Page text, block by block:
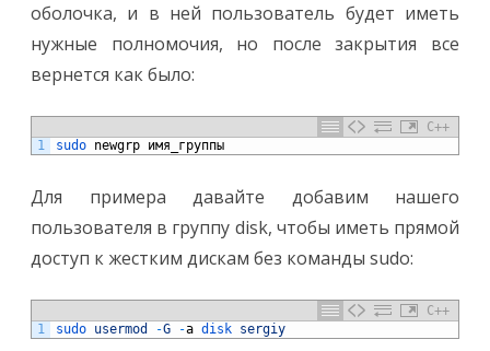
оболочка, и в ней пользователь будет иметь
нужные полномочия, но после закрытия все
вернется как было:
C++
1
sudo newgrp имя группы
Для примера давайте добавим нашего
пользователя в группу disk, чтобы иметь прямой
доступ к жестким дискам без команды sudo:
C++
1
sudo usermod -G -a disk sergiy